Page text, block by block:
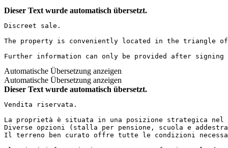
Dieser Text wurde automatisch übersetzt.
Discreet sale.
The property is conveniently located in the triangle of
Further information can only be provided after signing
Automatische Übersetzung anzeigen
Automatische Übersetzung anzeigen
Dieser Text wurde automatisch übersetzt.
Vendita riservata.
La proprietà è situata in una posizione strategica nel
Diverse opzioni (stalla per pensione, scuola e
Il terreno ben curato offre tutte le condizioni